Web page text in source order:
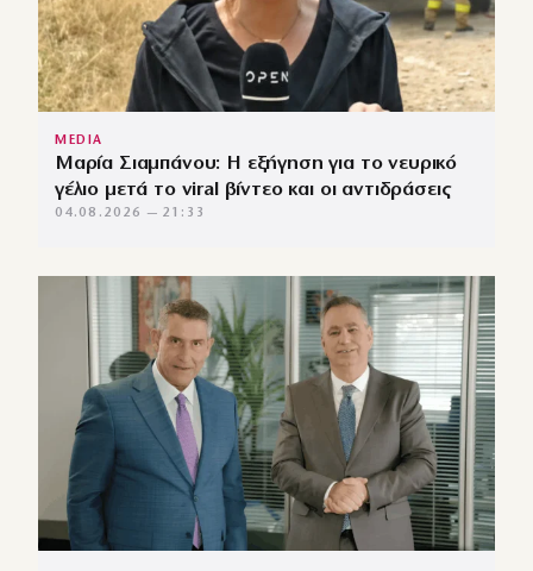
MEDIA
Μαρία Σιαμπάνου: Η εξήγηση για το νευρικό
γέλιο μετά το viral βίντεο και οι αντιδράσεις
04.08.2026 — 21:33